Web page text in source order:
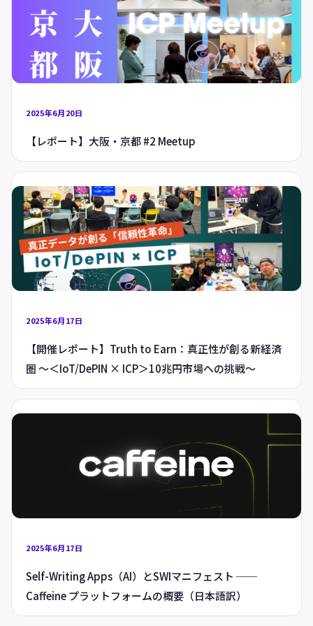
2025年6月20日
【レポート】大阪・京都 #2 Meetup
2025年6月17日
【開催レポート】Truth to Earn：真正性が創る新経済
圏 〜＜IoT/DePIN × ICP＞10兆円市場への挑戦〜
2025年6月17日
Self-Writing Apps（AI）とSWIマニフェスト ──
Caffeine プラットフォームの概要（日本語訳）